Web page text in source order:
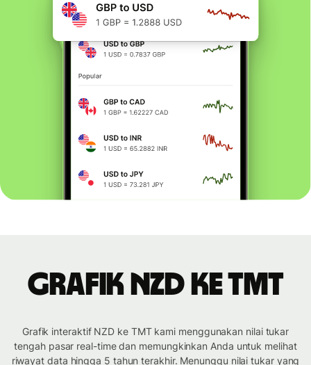
Grafik NZD ke TMT
Grafik interaktif NZD ke TMT kami menggunakan nilai tukar
tengah pasar real-time dan memungkinkan Anda untuk melihat
riwayat data hingga 5 tahun terakhir. Menunggu nilai tukar yang